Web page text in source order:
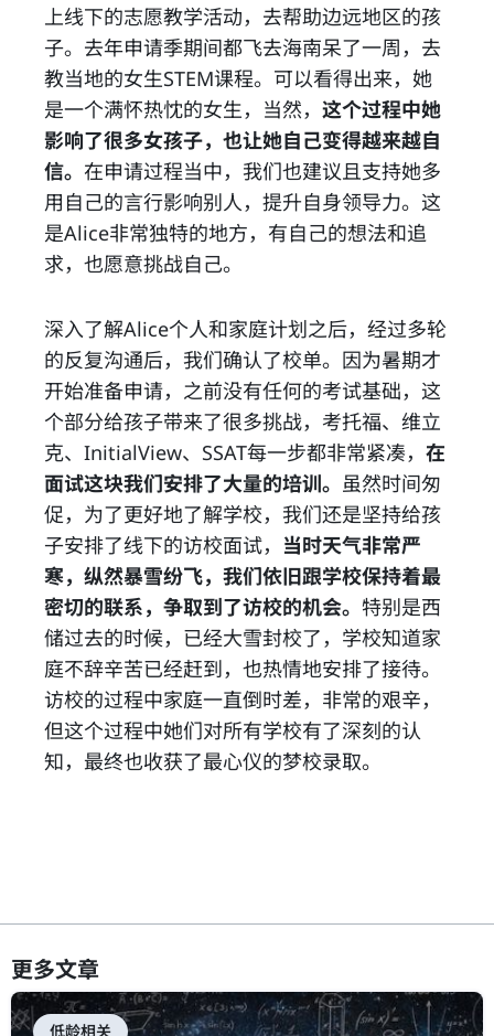
上线下的志愿教学活动，去帮助边远地区的孩
子。去年申请季期间都飞去海南呆了一周，去
教当地的女生STEM课程。可以看得出来，她
是一个满怀热忱的女生，当然， 这个过程中她
影响了很多女孩子，也让她自己变得越来越自
信。 在申请过程当中，我们也建议且支持她多
用自己的言行影响别人，提升自身领导力。这
是Alice非常独特的地方，有自己的想法和追
求，也愿意挑战自己。
深入了解Alice个人和家庭计划之后，经过多轮
的反复沟通后，我们确认了校单。因为暑期才
开始准备申请，之前没有任何的考试基础，这
个部分给孩子带来了很多挑战，考托福、维立
克、InitialView、SSAT每一步都非常紧凑， 在
面试这块我们安排了大量的培训。 虽然时间匆
促，为了更好地了解学校，我们还是坚持给孩
子安排了线下的访校面试， 当时天气非常严
寒，纵然暴雪纷飞，我们依旧跟学校保持着最
密切的联系，争取到了访校的机会。 特别是西
储过去的时候，已经大雪封校了，学校知道家
庭不辞辛苦已经赶到，也热情地安排了接待。
访校的过程中家庭一直倒时差，非常的艰辛，
但这个过程中她们对所有学校有了深刻的认
知，最终也收获了最心仪的梦校录取。
更多文章
低龄相关